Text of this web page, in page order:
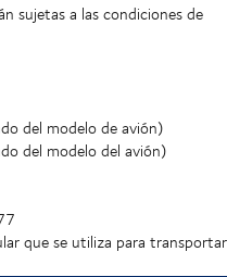
sujetas a las condiciones de
del modelo de avión)
del modelo del avión)
que se utiliza para transportar